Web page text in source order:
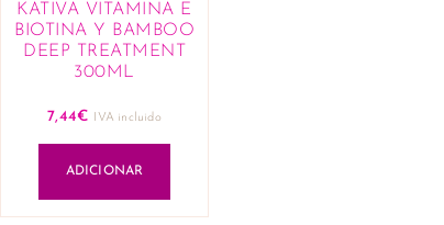
KATIVA VITAMINA E
BIOTINA Y BAMBOO
DEEP TREATMENT
300ML
7,44€ IVA incluido
ADICIONAR